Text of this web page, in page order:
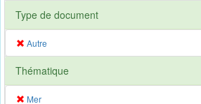
Type de document
Autre
Thématique
Mer